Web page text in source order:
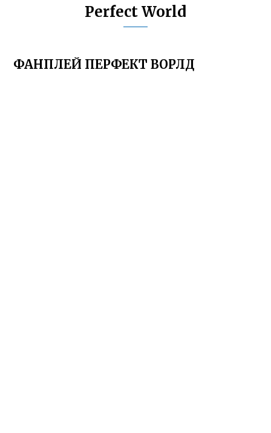
Perfect World
ФАНПЛЕЙ ПЕРФЕКТ ВОРЛД